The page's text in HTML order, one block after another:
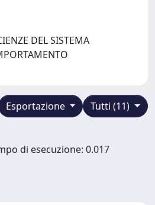
DEL SISTEMA
Tutti (11)
Esportazione
di esecuzione: 0.017